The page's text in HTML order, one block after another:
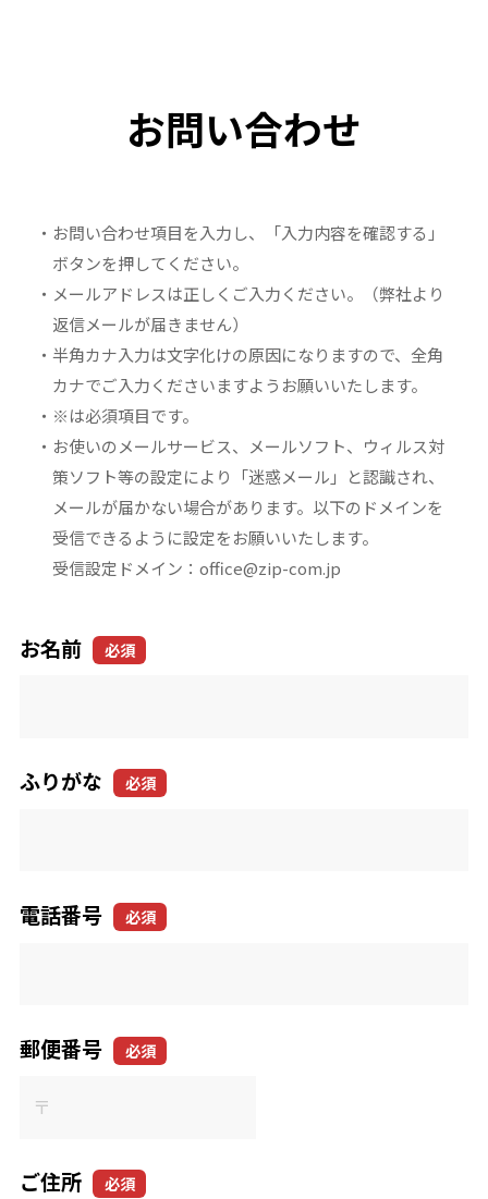
お問い合わせ
・お問い合わせ項目を入力し、「入力内容を確認する」
ボタンを押してください。
・メールアドレスは正しくご入力ください。（弊社より
返信メールが届きません）
・半角カナ入力は文字化けの原因になりますので、全角
カナでご入力くださいますようお願いいたします。
・※は必須項目です。
・お使いのメールサービス、メールソフト、ウィルス対
策ソフト等の設定により「迷惑メール」と認識され、
メールが届かない場合があります。以下のドメインを
受信できるように設定をお願いいたします。
受信設定ドメイン：office@zip-com.jp
お名前 必須
ふりがな 必須
電話番号 必須
郵便番号 必須
ご住所 必須